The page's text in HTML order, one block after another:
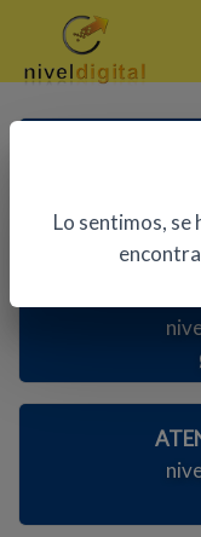
Lo sentimos, se